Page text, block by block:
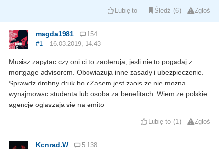
Lubię to Śledź 6 Zgłoś
magda1981
154
#1
16.03.2019, 14:43
Musisz zapytac czy oni ci to zaoferuja, jesli nie to pogadaj z
mortgage advisorem. Obowiazuja inne zasady i ubezpieczenie.
Sprawdz drobny druk bo cZasem jest zaois ze nie mozna
wynajmowac studenta lub osoba za benefitach. Wiem ze polskie
agencje oglaszaja sie na emito
Lubię to 1 Zgłoś
Konrad.W
5 138